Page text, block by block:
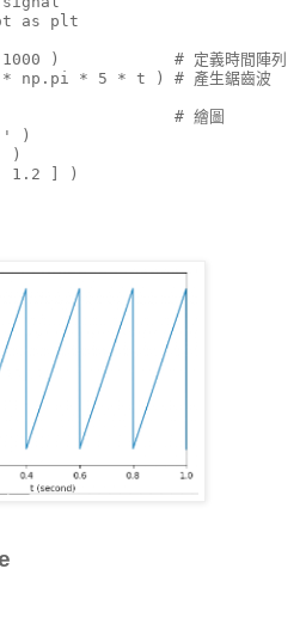
as plt
)            # 定義時間陣列
np.pi * 5 * t ) # 產生鋸齒波
# 繪圖
)
)
1.2 ] )